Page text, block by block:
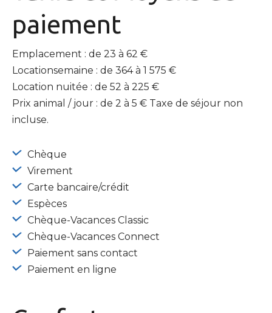
paiement
Emplacement : de 23 à 62 €
Locationsemaine : de 364 à 1 575 €
Location nuitée : de 52 à 225 €
Prix animal / jour : de 2 à 5 € Taxe de séjour non
incluse.
Chèque
Virement
Carte bancaire/crédit
Espèces
Chèque-Vacances Classic
Chèque-Vacances Connect
Paiement sans contact
Paiement en ligne